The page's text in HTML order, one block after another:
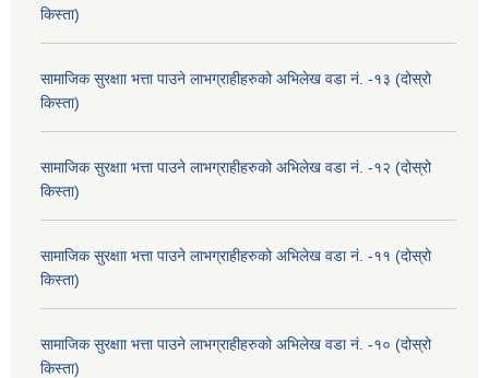
किस्ता)
सामाजिक सुरक्षाा भत्ता पाउने लाभग्राहीहरुको अभिलेख वडा नं. -१३ (दोस्रो
किस्ता)
सामाजिक सुरक्षाा भत्ता पाउने लाभग्राहीहरुको अभिलेख वडा नं. -१२ (दोस्रो
किस्ता)
सामाजिक सुरक्षाा भत्ता पाउने लाभग्राहीहरुको अभिलेख वडा नं. -११ (दोस्रो
किस्ता)
सामाजिक सुरक्षाा भत्ता पाउने लाभग्राहीहरुको अभिलेख वडा नं. -१० (दोस्रो
किस्ता)